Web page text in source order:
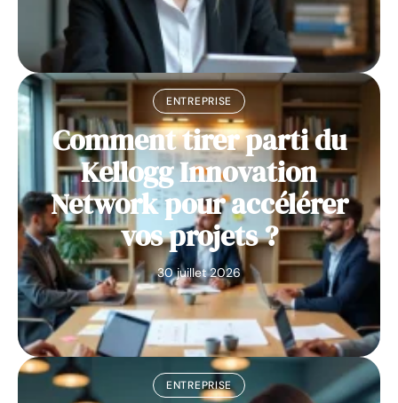
ENTREPRISE
Comment tirer parti du
Kellogg Innovation
Network pour accélérer
vos projets ?
30 juillet 2026
ENTREPRISE